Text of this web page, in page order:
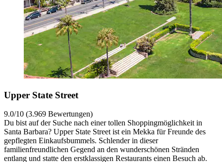
Upper State Street
9.0/10 (3.969 Bewertungen)
Du bist auf der Suche nach einer tollen Shoppingmöglichkeit in
Santa Barbara? Upper State Street ist ein Mekka für Freunde des
gepflegten Einkaufsbummels. Schlender in dieser
familienfreundlichen Gegend an den wunderschönen Stränden
entlang und statte den erstklassigen Restaurants einen Besuch ab.